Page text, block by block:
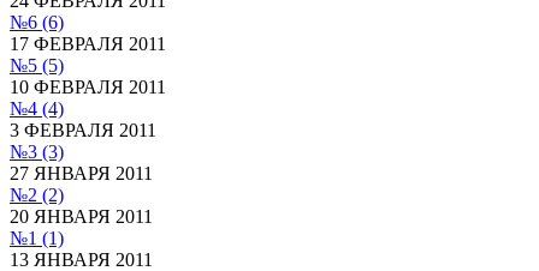
№6 (6)
17 ФЕВРАЛЯ 2011
№5 (5)
10 ФЕВРАЛЯ 2011
№4 (4)
3 ФЕВРАЛЯ 2011
№3 (3)
27 ЯНВАРЯ 2011
№2 (2)
20 ЯНВАРЯ 2011
№1 (1)
13 ЯНВАРЯ 2011